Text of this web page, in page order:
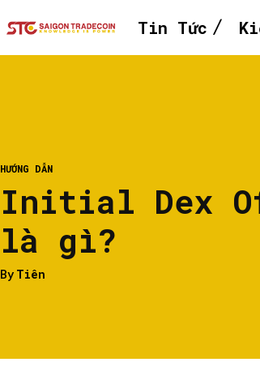
Tin Tức
HƯỚNG DẪN
Initial Dex
là gì?
By Tiên